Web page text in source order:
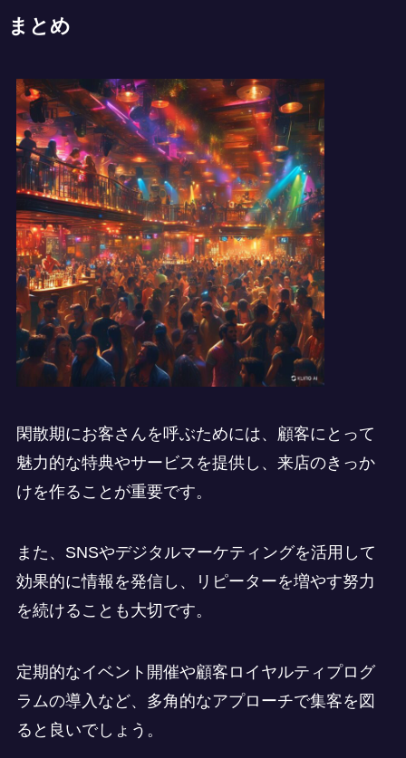
まとめ
閑散期にお客さんを呼ぶためには、顧客にとって
魅力的な特典やサービスを提供し、来店のきっか
けを作ることが重要です。
また、SNSやデジタルマーケティングを活用して
効果的に情報を発信し、リピーターを増やす努力
を続けることも大切です。
定期的なイベント開催や顧客ロイヤルティプログ
ラムの導入など、多角的なアプローチで集客を図
ると良いでしょう。